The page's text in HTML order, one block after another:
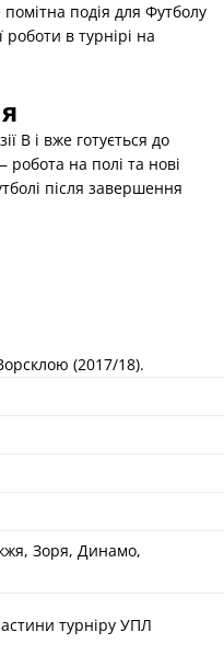
подія для Футболу
в турнірі на
B і вже готується до
на полі та нові
після завершення
(2017/18).
Зоря, Динамо,
турніру УПЛ